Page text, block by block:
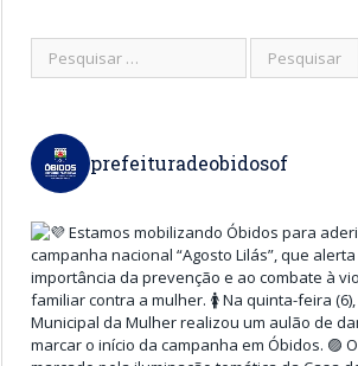
prefeituradeobidosof